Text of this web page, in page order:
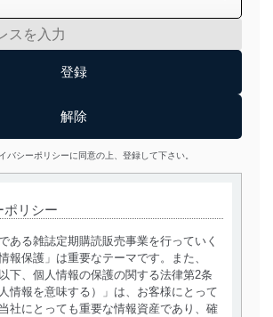
バシーポリシーに同意の上、登録して下さい。
ポリシー
ある雑誌定期購読販売事業を行っていく
報保護」は重要なテーマです。また、
下、個人情報の保護の関する法律第2条
情報を意味する）」は、お客様にとって
社にとっても重要な情報資産であり、確